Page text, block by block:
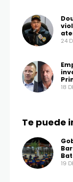
24
18
Te puede
19